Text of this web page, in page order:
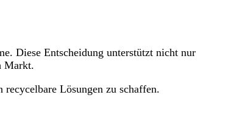
Diese Entscheidung unterstützt nicht nur
Markt.
Lösungen zu schaffen.